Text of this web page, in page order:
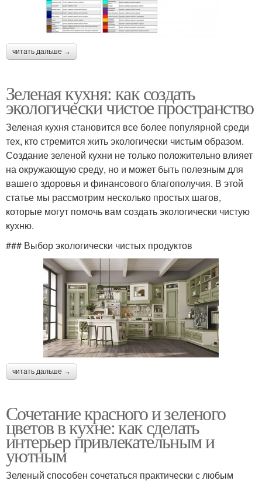
читать дальше →
Зеленая кухня: как создать
экологически чистое пространство
Зеленая кухня становится все более популярной среди
тех, кто стремится жить экологически чистым образом.
Создание зеленой кухни не только положительно влияет
на окружающую среду, но и может быть полезным для
вашего здоровья и финансового благополучия. В этой
статье мы рассмотрим несколько простых шагов,
которые могут помочь вам создать экологически чистую
кухню.
### Выбор экологически чистых продуктов
читать дальше →
Сочетание красного и зеленого
цветов в кухне: как сделать
интерьер привлекательным и
уютным
Зеленый способен сочетаться практически с любым